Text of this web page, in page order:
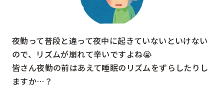
夜勤って普段と違って夜中に起きていないといけない
ので、リズムが崩れて辛いですよね😭
皆さん夜勤の前はあえて睡眠のリズムをずらしたりし
ますか…？